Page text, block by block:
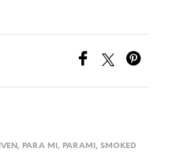
, PARA MI , PARAMI , SMOKED